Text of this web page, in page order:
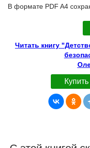
В формате PDF A4
Читать книгу